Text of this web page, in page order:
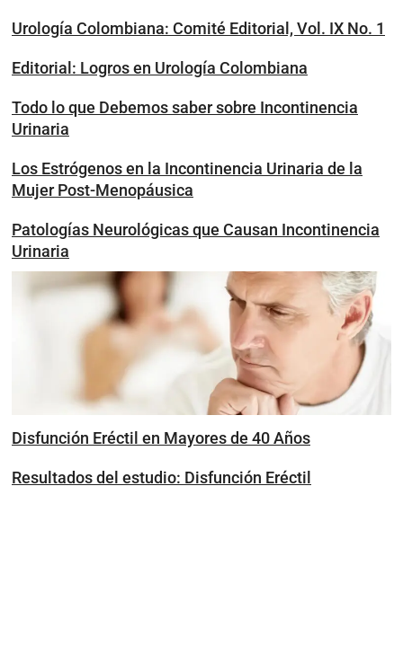
Urología Colombiana: Comité Editorial, Vol. IX No. 1
Editorial: Logros en Urología Colombiana
Todo lo que Debemos saber sobre Incontinencia
Urinaria
Los Estrógenos en la Incontinencia Urinaria de la
Mujer Post-Menopáusica
Patologías Neurológicas que Causan Incontinencia
Urinaria
Disfunción Eréctil en Mayores de 40 Años
Resultados del estudio: Disfunción Eréctil